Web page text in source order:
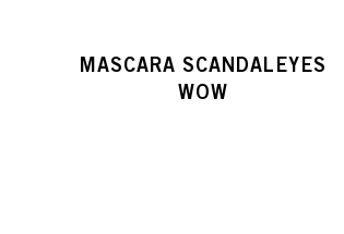
MASCARA SCANDALEYES
WOW